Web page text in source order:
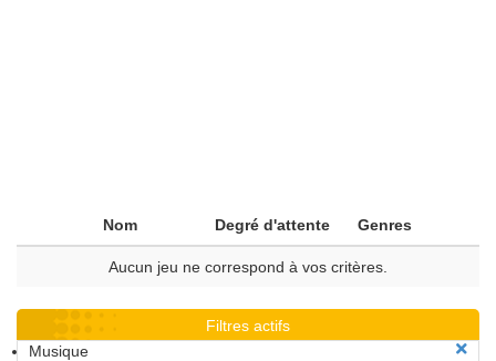
Nom Degré d'attente Genres
Aucun jeu ne correspond à vos critères.
Filtres actifs
Musique